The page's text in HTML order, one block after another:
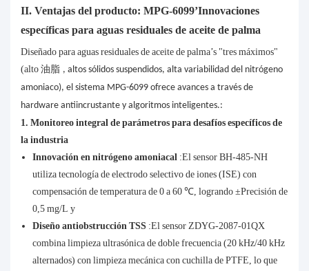
II. Ventajas del producto: MPG-6099’Innovaciones
específicas para aguas residuales de aceite de palma
Diseñado para aguas residuales de aceite de palma’s "tres máximos"
(alto 油脂 , altos sólidos suspendidos, alta variabilidad del nitrógeno
amoniaco), el sistema MPG-6099 ofrece avances a través de
hardware antiincrustante y algoritmos inteligentes.:
1. Monitoreo integral de parámetros para desafíos específicos de
la industria
Innovación en nitrógeno amoniacal :El sensor BH-485-NH
utiliza tecnología de electrodo selectivo de iones (ISE) con
compensación de temperatura de 0 a 60 ℃, logrando ±Precisión de
0,5 mg/L y
Diseño antiobstrucción TSS :El sensor ZDYG-2087-01QX
combina limpieza ultrasónica de doble frecuencia (20 kHz/40 kHz
alternados) con limpieza mecánica con cuchilla de PTFE, lo que